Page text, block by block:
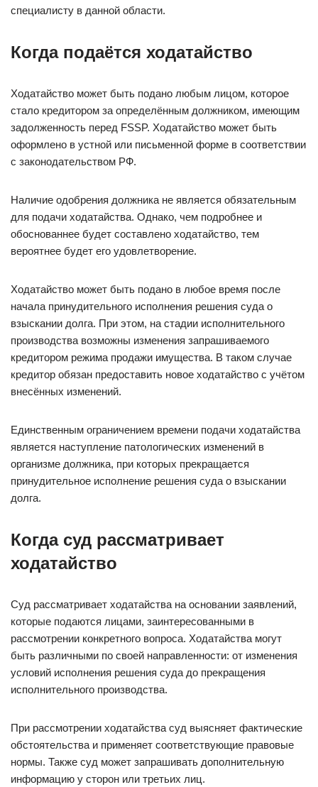
специалисту в данной области.
Когда подаётся ходатайство
Ходатайство может быть подано любым лицом, которое
стало кредитором за определённым должником, имеющим
задолженность перед FSSP. Ходатайство может быть
оформлено в устной или письменной форме в соответствии
с законодательством РФ.
Наличие одобрения должника не является обязательным
для подачи ходатайства. Однако, чем подробнее и
обоснованнее будет составлено ходатайство, тем
вероятнее будет его удовлетворение.
Ходатайство может быть подано в любое время после
начала принудительного исполнения решения суда о
взыскании долга. При этом, на стадии исполнительного
производства возможны изменения запрашиваемого
кредитором режима продажи имущества. В таком случае
кредитор обязан предоставить новое ходатайство с учётом
внесённых изменений.
Единственным ограничением времени подачи ходатайства
является наступление патологических изменений в
организме должника, при которых прекращается
принудительное исполнение решения суда о взыскании
долга.
Когда суд рассматривает
ходатайство
Суд рассматривает ходатайства на основании заявлений,
которые подаются лицами, заинтересованными в
рассмотрении конкретного вопроса. Ходатайства могут
быть различными по своей направленности: от изменения
условий исполнения решения суда до прекращения
исполнительного производства.
При рассмотрении ходатайства суд выясняет фактические
обстоятельства и применяет соответствующие правовые
нормы. Также суд может запрашивать дополнительную
информацию у сторон или третьих лиц.